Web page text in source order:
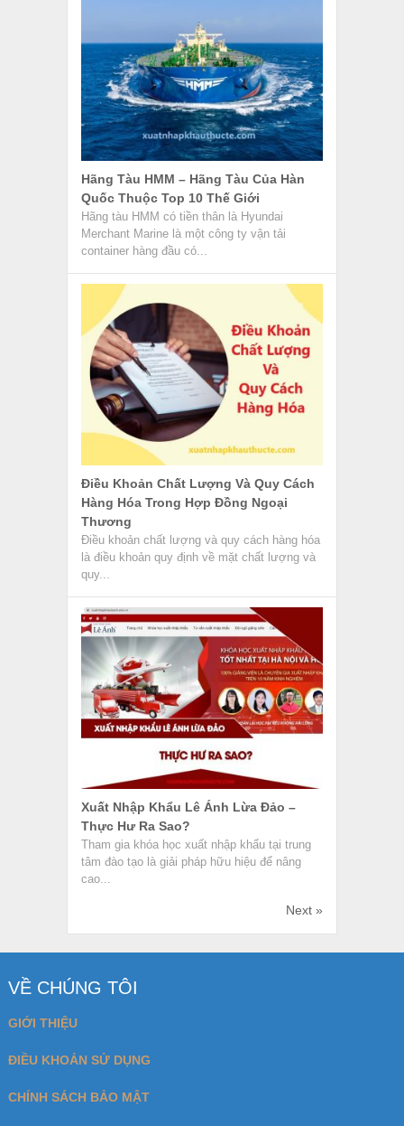
Điều Khoản Chất Lượng Và Quy Cách
Hàng Hóa Trong Hợp Đồng Ngoại
Thương
Điều khoản chất lượng và quy cách hàng hóa
là điều khoản quy định về mặt chất lượng và
quy...
Xuất Nhập Khẩu Lê Ánh Lừa Đảo –
Thực Hư Ra Sao?
Tham gia khóa học xuất nhập khẩu tại trung
tâm đào tạo là giải pháp hữu hiệu để nâng
cao...
VỀ CHÚNG TÔI
ĐIỀU KHOẢN SỬ DỤNG
CHÍNH SÁCH BẢO MẬT
BÀI VIẾT MỚI
Nhân Viên Mua Hàng Là Gì? Công Việc Và Kỹ
Không?
Review Nhân Viên Chứng Từ Xuất Nhập Khẩu